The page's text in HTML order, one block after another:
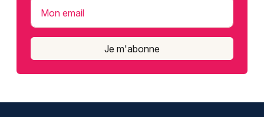
Mon email
Je m'abonne